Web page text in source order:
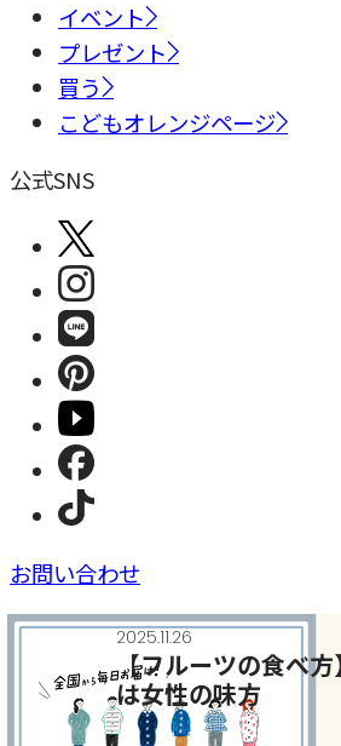
イベント
プレゼント
買う
こどもオレンジページ
公式SNS
お問い合わせ
2025.11.26
【フルーツの食べ
は女性の味方